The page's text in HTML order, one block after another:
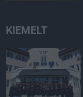
KIEMELT